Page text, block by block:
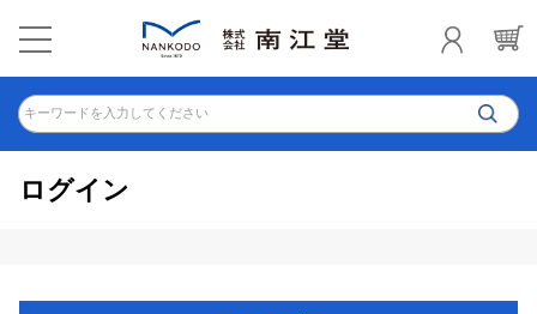
キーワードを入力してください
ログイン